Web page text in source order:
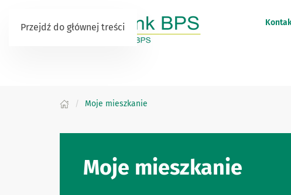
Przejdź do głównej treści
Moje mieszkanie
Moje mieszkanie